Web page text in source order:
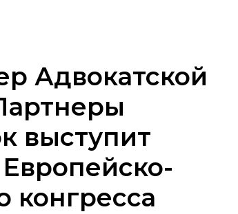
Адвокатской
выступит
конгресса